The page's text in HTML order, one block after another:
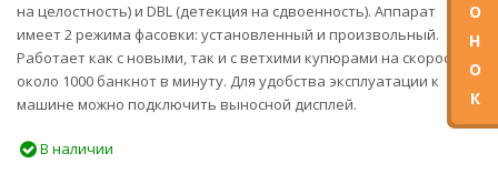
на целостность) и DBL (детекция на сдвоенность). Аппарат
имеет 2 режима фасовки: установленный и произвольный.
Работает как с новыми, так и с ветхими купюрами на скорости
около 1000 банкнот в минуту. Для удобства эксплуатации к
машине можно подключить выносной дисплей.
В наличии
О
Н
О
К